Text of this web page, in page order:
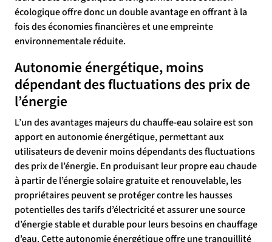
écologique offre donc un double avantage en offrant à la
fois des économies financières et une empreinte
environnementale réduite.
Autonomie énergétique, moins
dépendant des fluctuations des prix de
l’énergie
L’un des avantages majeurs du chauffe-eau solaire est son
apport en autonomie énergétique, permettant aux
utilisateurs de devenir moins dépendants des fluctuations
des prix de l’énergie. En produisant leur propre eau chaude
à partir de l’énergie solaire gratuite et renouvelable, les
propriétaires peuvent se protéger contre les hausses
potentielles des tarifs d’électricité et assurer une source
d’énergie stable et durable pour leurs besoins en chauffage
d’eau. Cette autonomie énergétique offre une tranquillité